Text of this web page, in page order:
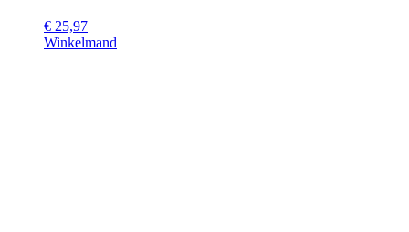
€ 25,97
Winkelmand